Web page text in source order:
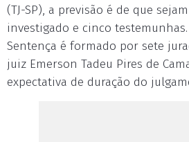
(TJ-SP), a previsão é de que
investigado e cinco
Sentença é formado por sete
juiz Emerson Tadeu Pires de
expectativa de duração do